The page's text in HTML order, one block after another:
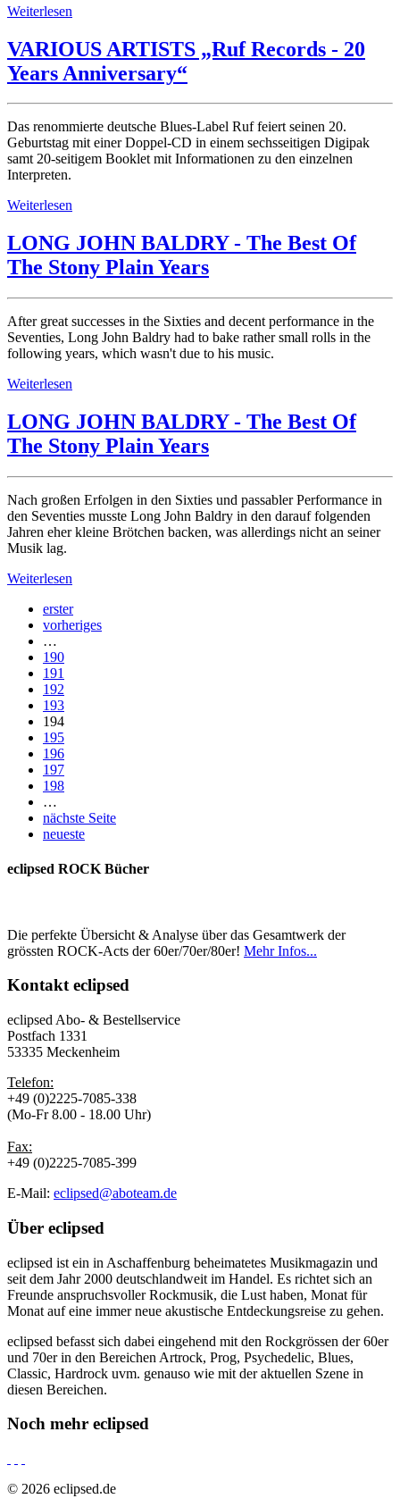
Weiterlesen
VARIOUS ARTISTS „Ruf Records - 20
Years Anniversary“
Das renommierte deutsche Blues-Label Ruf feiert seinen 20.
Geburtstag mit einer Doppel-CD in einem sechsseitigen Digipak
samt 20-seitigem Booklet mit Informationen zu den einzelnen
Interpreten.
Weiterlesen
LONG JOHN BALDRY - The Best Of
The Stony Plain Years
After great successes in the Sixties and decent performance in the
Seventies, Long John Baldry had to bake rather small rolls in the
following years, which wasn't due to his music.
Weiterlesen
LONG JOHN BALDRY - The Best Of
The Stony Plain Years
Nach großen Erfolgen in den Sixties und passabler Performance in
den Seventies musste Long John Baldry in den darauf folgenden
Jahren eher kleine Brötchen backen, was allerdings nicht an seiner
Musik lag.
Weiterlesen
erster
vorheriges
…
190
191
192
193
194
195
196
197
198
…
nächste Seite
neueste
eclipsed ROCK Bücher
Die perfekte Übersicht & Analyse über das Gesamtwerk der
grössten ROCK-Acts der 60er/70er/80er! Mehr Infos...
Kontakteclipsed
eclipsed Abo- & Bestellservice
Postfach 1331
53335 Meckenheim
Telefon:
+49 (0)2225-7085-338
(Mo-Fr 8.00 - 18.00 Uhr)
Fax:
+49 (0)2225-7085-399
E-Mail: eclipsed@aboteam.de
Über eclipsed
eclipsed ist ein in Aschaffenburg beheimatetes Musikmagazin und
seit dem Jahr 2000 deutschlandweit im Handel. Es richtet sich an
Freunde anspruchsvoller Rockmusik, die Lust haben, Monat für
Monat auf eine immer neue akustische Entdeckungsreise zu gehen.
eclipsed befasst sich dabei eingehend mit den Rockgrössen der 60er
und 70er in den Bereichen Artrock, Prog, Psychedelic, Blues,
Classic, Hardrock uvm. genauso wie mit der aktuellen Szene in
diesen Bereichen.
Noch mehr eclipsed
© 2026 eclipsed.de